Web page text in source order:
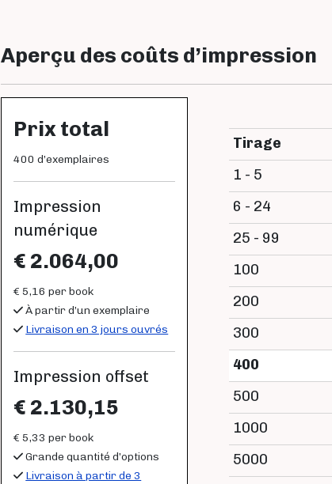
Aperçu des coûts d’impression
Prix total
400 d’exemplaires
Impression
numérique
€ 2.064,00
€ 5,16 per book
À partir d’un exemplaire
Livraison en 3 jours ouvrés
Impression offset
€ 2.130,15
€ 5,33 per book
Grande quantité d’options
Livraison à partir de 3
Tirage
1 - 5
6 - 24
25 - 99
100
200
300
400
500
1000
5000